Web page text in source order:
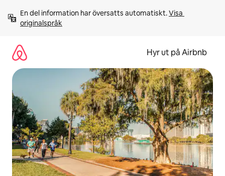
innehåll
En del information har översatts automatiskt. Visa
originalspråk
Hyr ut på Airbnb